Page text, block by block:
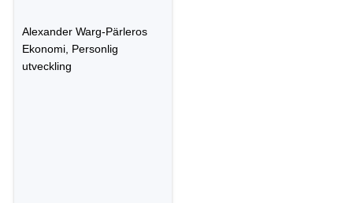
Alexander Warg-Pärleros
Ekonomi, Personlig
utveckling